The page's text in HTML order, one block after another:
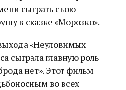
сыграть свою
в сказке «Морозко».
«Неуловимых
сыграла главную роль
нет». Этот фильм
во всех